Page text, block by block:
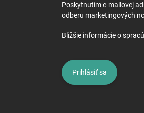
Poskytnutím e-mailovej
odberu marketingových
Bližšie informácie o
Prihlásiť sa